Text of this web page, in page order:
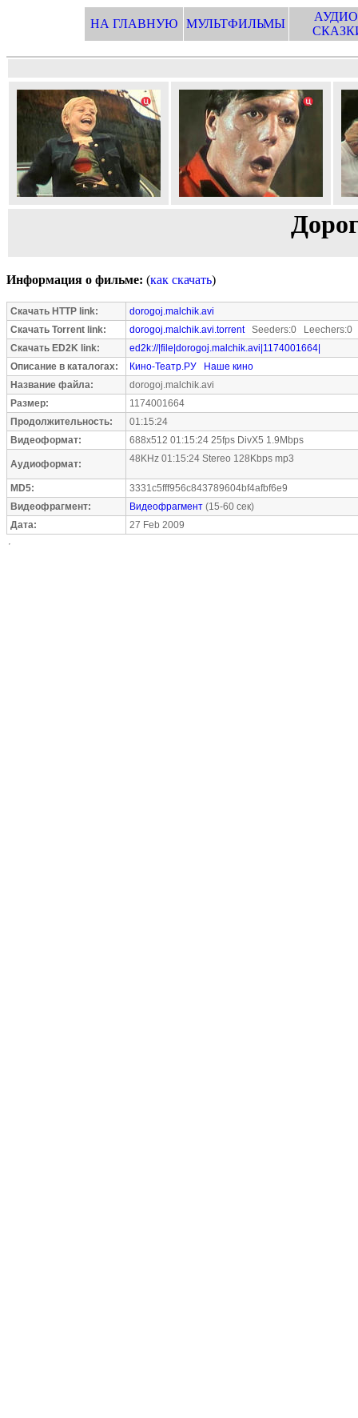
НА ГЛАВНУЮ МУЛЬТФИЛЬМЫ
Информация о фильме: (как скачать)
Скачать HTTP link:
dorogoj.malchik.avi
Скачать Torrent link:
dorogoj.malchik.avi.torrentSeeders:0 Leechers:0
Скачать ED2K link:
ed2k://|file|dorogoj.malchik.avi|1174001664|
Описание в каталогах:
Кино-Театр.РУ
Наше кино
Название файла:
dorogoj.malchik.avi
Размер:
1174001664
Продолжительность:
01:15:24
Видеоформат:
688x512 01:15:24 25fps DivX5 1.9Mbps
Аудиоформат: 48KHz 01:15:24 Stereo 128Kbps mp3
MD5:
3331c5fff956c843789604bf4afbf6e9
Видеофрагмент:
Видеофрагмент (15-60 сек)
Дата:
27 Feb 2009